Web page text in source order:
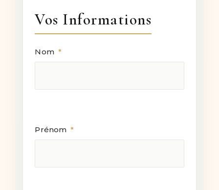
Vos Informations
Nom *
Prénom *